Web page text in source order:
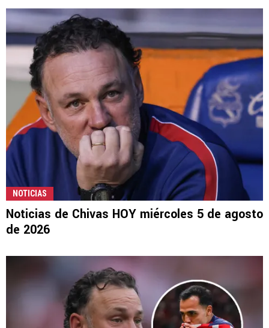
NOTICIAS
Noticias de Chivas HOY miércoles 5 de agosto
de 2026